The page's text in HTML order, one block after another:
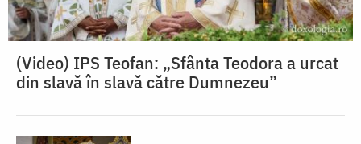
(Video) IPS Teofan: „Sfânta Teodora a urcat
din slavă în slavă către Dumnezeu”